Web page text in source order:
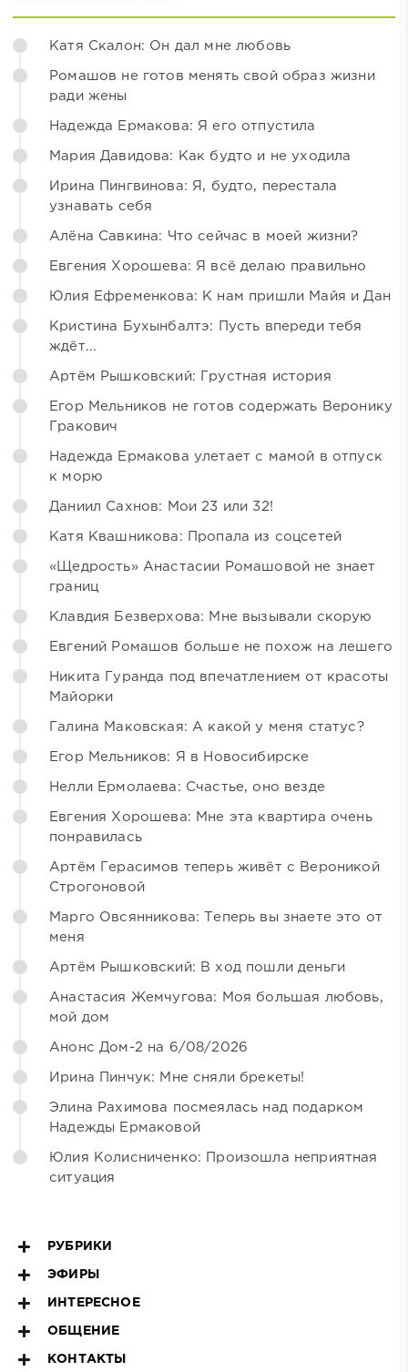
Катя Скалон: Он дал мне любовь
Ромашов не готов менять свой образ жизни
ради жены
Надежда Ермакова: Я его отпустила
Мария Давидова: Как будто и не уходила
Ирина Пингвинова: Я, будто, перестала
узнавать себя
Алёна Савкина: Что сейчас в моей жизни?
Евгения Хорошева: Я всё делаю правильно
Юлия Ефременкова: К нам пришли Майя и Дан
Кристина Бухынбалтэ: Пусть впереди тебя
ждёт...
Артём Рышковский: Грустная история
Егор Мельников не готов содержать Веронику
Гракович
Надежда Ермакова улетает с мамой в отпуск
к морю
Даниил Сахнов: Мои 23 или 32!
Катя Квашникова: Пропала из соцсетей
«Щедрость» Анастасии Ромашовой не знает
границ
Клавдия Безверхова: Мне вызывали скорую
Евгений Ромашов больше не похож на лешего
Никита Гуранда под впечатлением от красоты
Майорки
Галина Маковская: А какой у меня статус?
Егор Мельников: Я в Новосибирске
Нелли Ермолаева: Счастье, оно везде
Евгения Хорошева: Мне эта квартира очень
понравилась
Артём Герасимов теперь живёт с Вероникой
Строгоновой
Марго Овсянникова: Теперь вы знаете это от
меня
Артём Рышковский: В ход пошли деньги
Анастасия Жемчугова: Моя большая любовь,
мой дом
Анонс Дом-2 на 6/08/2026
Ирина Пинчук: Мне сняли брекеты!
Элина Рахимова посмеялась над подарком
Надежды Ермаковой
Юлия Колисниченко: Произошла неприятная
ситуация
РУБРИКИ
ЭФИРЫ
ИНТЕРЕСНОЕ
ОБЩЕНИЕ
КОНТАКТЫ